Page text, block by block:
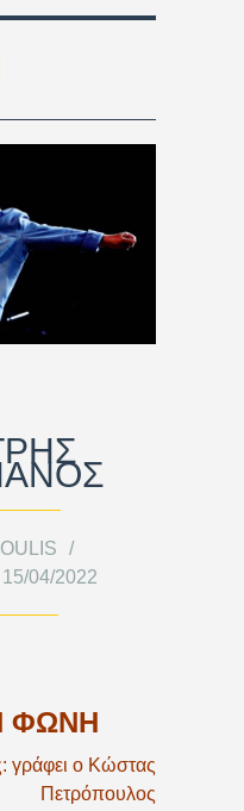
15/04/2022
ΦΩΝΗ
γράφει ο Κώστας
Πετρόπουλος